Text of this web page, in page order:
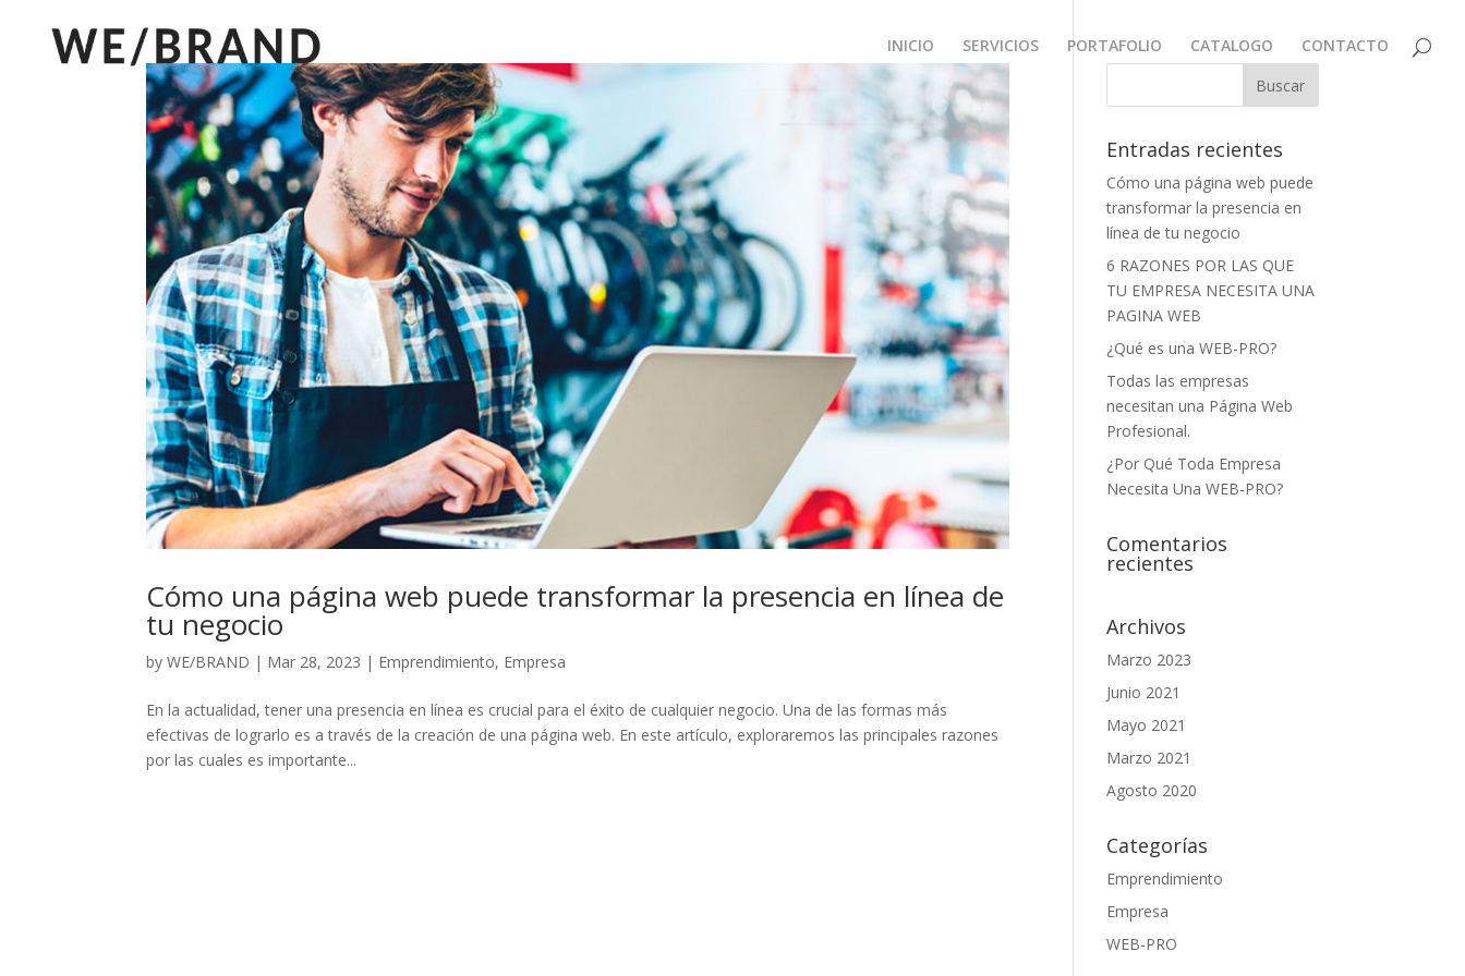
INICIO SERVICIOS PORTAFOLIO CATALOGO CONTACTO
Cómo una página web puede transformar la presencia en línea de
tu negocio
byWE/BRAND | Mar 28, 2023 | Emprendimiento, Empresa
En la actualidad, tener una presencia en línea es crucial para el éxito de cualquier negocio. Una de las formas más
efectivas de lograrlo es a través de la creación de una página web. En este artículo, exploraremos las principales razones
por las cuales es importante...
Entradas recientes
Cómo una página web puede
transformar la presencia en
línea de tu negocio
6 RAZONES POR LAS QUE
TU EMPRESA NECESITA UNA
PAGINA WEB
¿Qué es una WEB-PRO?
Todas las empresas
necesitan una Página Web
Profesional.
¿Por Qué Toda Empresa
Necesita Una WEB-PRO?
Comentarios
recientes
Archivos
Marzo 2023
Junio 2021
Mayo 2021
Marzo 2021
Agosto 2020
Categorías
Emprendimiento
Empresa
WEB-PRO